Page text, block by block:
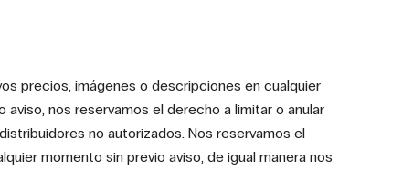
precios, imágenes o descripciones en cualquier
nos reservamos el derecho a limitar o anular
no autorizados. Nos reservamos el
momento sin previo aviso, de igual manera nos